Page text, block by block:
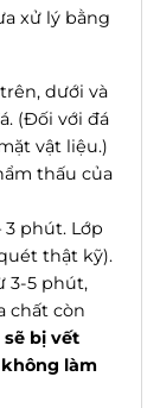
xử lý bằng
dưới và
(Đối với đá
vật liệu.)
thấu của
3 phút. Lớp
thật kỹ).
3-5 phút,
chất còn
bị vết
làm